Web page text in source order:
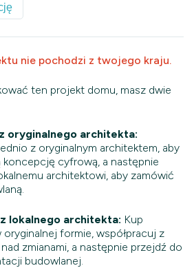
nie pochodzi z twojego kraju.
ten projekt domu, masz dwie
oryginalnego architekta:
z oryginalnym architektem, aby
cyfrową, a następnie
architektowi, aby zamówić
lokalnego architekta: Kup
formie, współpracuj z
zmianami, a następnie przejdź do
budowlanej.